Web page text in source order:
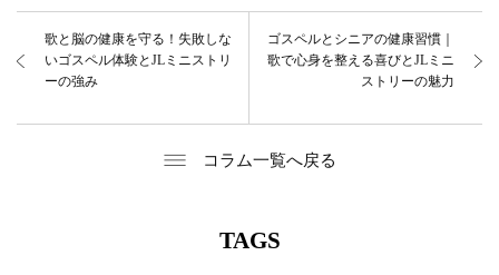
歌と脳の健康を守る！失敗しな
いゴスペル体験とJLミニストリ
ーの強み
ゴスペルとシニアの健康習慣｜
歌で心身を整える喜びとJLミニ
ストリーの魅力
コラム一覧へ戻る
TAGS